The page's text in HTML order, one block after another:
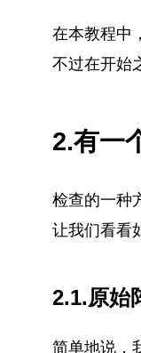
在本教程中
不过在开始
2.有一
检查的一种
让我们看看
2.1.原始
简单地说，